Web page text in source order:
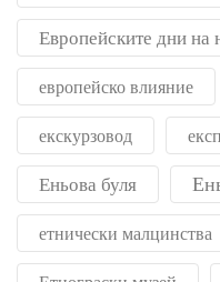
Европейските дни на
европейско влияние
екскурзовод
Еньова буля
етнически малцинства